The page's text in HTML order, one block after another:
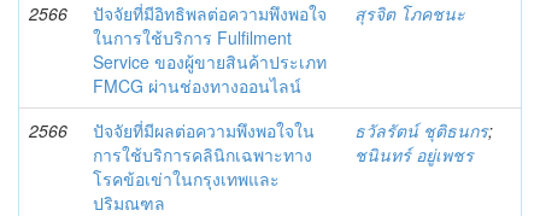
2566
ปัจจัยที่มีอิทธิพลต่อความพึงพอใจ
ในการใช้บริการ Fulfilment
Service ของผู้ขายสินค้าประเภท
FMCG ผ่านช่องทางออนไลน์
สุรจิต โภคชนะ
2566
ปัจจัยที่มีผลต่อความพึงพอใจใน
การใช้บริการคลินิกเฉพาะทาง
โรคข้อเข่าในกรุงเทพและ
ปริมณฑล
ธวัลรัตน์ ชุติธนกร;
ชนินทร์ อยู่เพชร